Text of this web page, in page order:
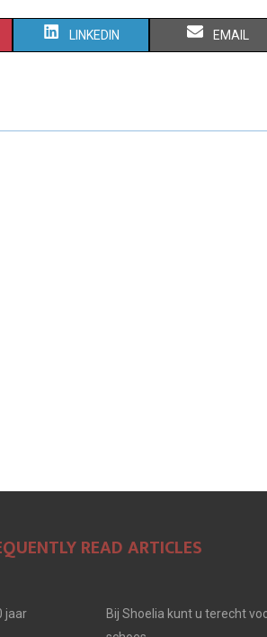
S
R
LINKEDIN S
R
EMAIL
READ ARTICLES
jaar
Bij Shoelia kunt u terecht